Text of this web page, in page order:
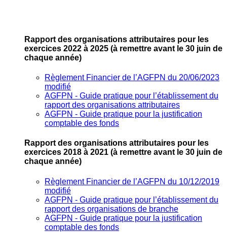
Rapport des organisations attributaires pour les
exercices 2022 à 2025 (à remettre avant le 30 juin de
chaque année)
Règlement Financier de l’AGFPN du 20/06/2023
modifié
AGFPN ‐ Guide pratique pour l’établissement du
rapport des organisations attributaires
AGFPN ‐ Guide pratique pour la justification
comptable des fonds
Rapport des organisations attributaires pour les
exercices 2018 à 2021 (à remettre avant le 30 juin de
chaque année)
Règlement Financier de l’AGFPN du 10/12/2019
modifié
AGFPN ‐ Guide pratique pour l’établissement du
rapport des organisations de branche
AGFPN ‐ Guide pratique pour la justification
comptable des fonds